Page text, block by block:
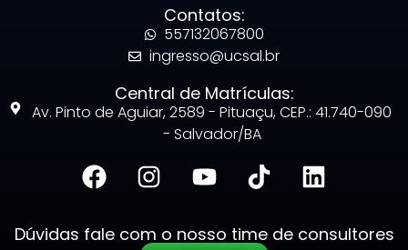
Contatos:
557132067800
ingresso@ucsal.br
Central de Matrículas:
Av. Pinto de Aguiar, 2589 - Pituaçu, CEP.: 41.740-090
- Salvador/BA
Dúvidas fale com o nosso time de consultores